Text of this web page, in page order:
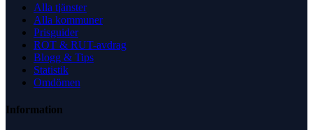
Alla tjänster
Alla kommuner
Prisguider
ROT & RUT-avdrag
Blogg & Tips
Statistik
Omdömen
Information